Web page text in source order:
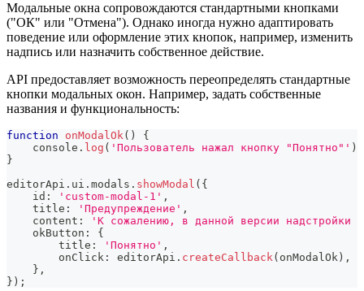
Модальные окна сопровождаются стандартными кнопками
("ОК" или "Отмена"). Однако иногда нужно адаптировать
поведение или оформление этих кнопок, например, изменить
надпись или назначить собственное действие.
API предоставляет возможность переопределять стандартные
кнопки модальных окон. Например, задать собственные
названия и функциональность:
function onModalOk( )
{
console . log ( 'Пользователь нажал кнопку "Понятно"' )
}
editorApi . ui . modals . showModal ( {
    id
: 'custom-modal-1' ,
    title
: 'Предупреждение' ,
    content
:
'К сожалению, в данной версии надстройки
    okButton
:
{
        title
: 'Понятно' ,
        onClick
: editorApi . createCallback( onModalOk ) ,
} ,
} ) ;